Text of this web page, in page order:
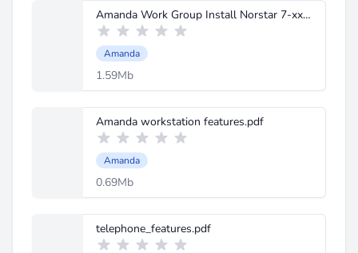
Amanda Work Group Install Norstar 7-xx.pdf
Amanda
1.59Mb
Amanda workstation features.pdf
Amanda
0.69Mb
telephone_features.pdf